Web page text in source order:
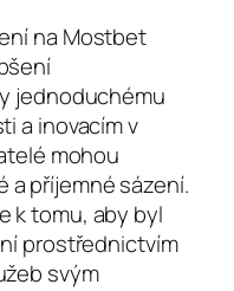
na Mostbet
jednoduchému
a inovacím v
mohou
příjemné sázení.
k tomu, aby byl
prostřednictvím
svým